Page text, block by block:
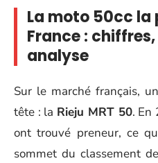
La moto 50cc la
France :
analyse
Sur le marché français,
tête : la Rieju MRT 50. En
ont trouvé preneur, ce
sommet du classement